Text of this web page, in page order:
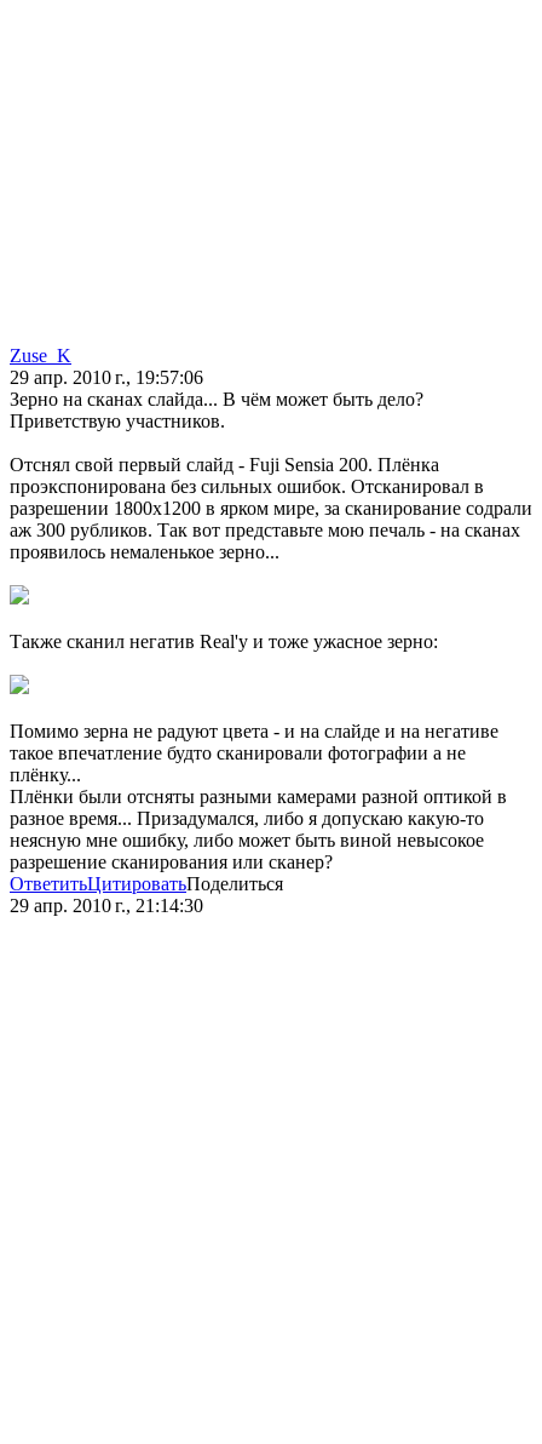
Zuse_K
29 апр. 2010 г., 19:57:06
Зерно на сканах слайда... В чём может быть дело?
Приветствую участников.
Отснял свой первый слайд - Fuji Sensia 200. Плёнка
проэкспонирована без сильных ошибок. Отсканировал в
разрешении 1800х1200 в ярком мире, за сканирование содрали
аж 300 рубликов. Так вот представьте мою печаль - на сканах
проявилось немаленькое зерно...
Также сканил негатив Real'у и тоже ужасное зерно:
Помимо зерна не радуют цвета - и на слайде и на негативе
такое впечатление будто сканировали фотографии а не
плёнку...
Плёнки были отсняты разными камерами разной оптикой в
разное время... Призадумался, либо я допускаю какую-то
неясную мне ошибку, либо может быть виной невысокое
разрешение сканирования или сканер?
ОтветитьЦитироватьПоделиться
29 апр. 2010 г., 21:14:30